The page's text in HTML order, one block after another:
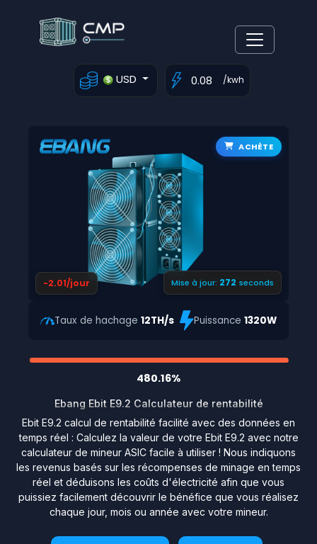
USD /kwh
ACHÈTE
-2.01/jour Mise à jour:271 seconds
Taux de hachage 12TH/s Puissance1320W
480.16%
Ebang Ebit E9.2 Calculateur de rentabilité
Ebit E9.2 calcul de rentabilité facilité avec des données en
temps réel : Calculez la valeur de votre Ebit E9.2 avec notre
calculateur de mineur ASIC facile à utiliser ! Nous indiquons
les revenus basés sur les récompenses de minage en temps
réel et déduisons les coûts d'électricité afin que vous
puissiez facilement découvrir le bénéfice que vous réalisez
chaque jour, mois ou année avec votre mineur.